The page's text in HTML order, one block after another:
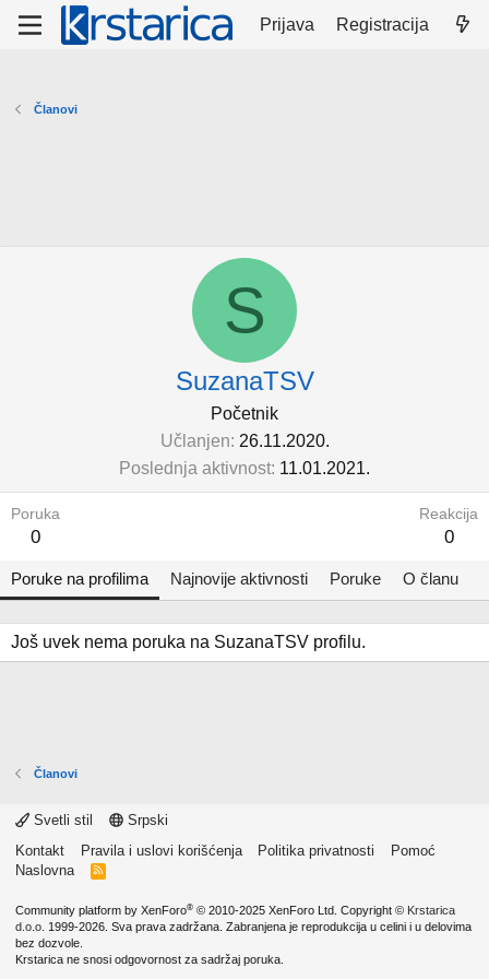
Prijava Registracija
Članovi
S
SuzanaTSV
Početnik
Učlanjen 26.11.2020.
Poslednja aktivnost 11.01.2021.
Poruka
0
Reakcija
0
Poruke na profilima Najnovije aktivnosti Poruke O članu
Još uvek nema poruka na SuzanaTSV profilu.
Članovi
Svetli stil
Srpski
Kontakt
Pravila i uslovi korišćenja Politika privatnosti
Pomoć
Naslovna
R
Community platform by XenForo® © 2010-2025 XenForo Ltd. Copyright © Krstarica
d.o.o. 1999-2026. Sva prava zadržana. Zabranjena je reprodukcija u celini i u delovima
bez dozvole.
Krstarica ne snosi odgovornost za sadržaj poruka.